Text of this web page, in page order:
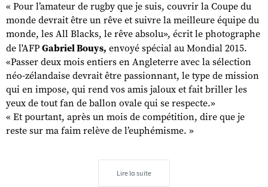
« Pour l’amateur de rugby que je suis, couvrir la Coupe du
monde devrait être un rêve et suivre la meilleure équipe du
monde, les All Blacks, le rêve absolu», écrit le photographe
de l'AFP Gabriel Bouys, envoyé spécial au Mondial 2015.
«Passer deux mois entiers en Angleterre avec la sélection
néo-zélandaise devrait être passionnant, le type de mission
qui en impose, qui rend vos amis jaloux et fait briller les
yeux de tout fan de ballon ovale qui se respecte.»
« Et pourtant, après un mois de compétition, dire que je
reste sur ma faim relève de l’euphémisme. »
Lire la suite